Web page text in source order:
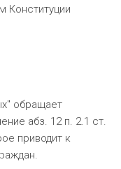
Конституции
обращает
абз. 12 п. 2.1 ст.
приводит к